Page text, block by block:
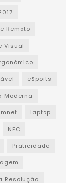
Remoto
Visual
eSports
Moderna
laptop
NFC
Praticidade
Resolução